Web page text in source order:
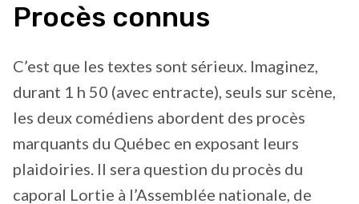
Procès connus
C’est que les textes sont sérieux. Imaginez,
durant 1 h 50 (avec entracte), seuls sur scène,
les deux comédiens abordent des procès
marquants du Québec en exposant leurs
plaidoiries. Il sera question du procès du
caporal Lortie à l’Assemblée nationale, de